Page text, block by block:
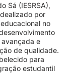
Sá (IESRSA),
por
no
avançada e
de qualidade.
para
estudantil